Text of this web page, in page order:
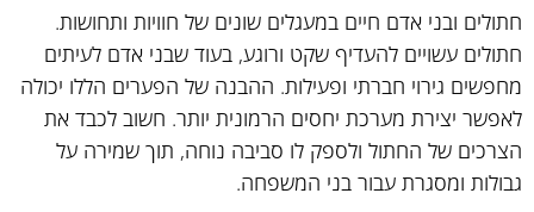
חתולים ובני אדם חיים במעגלים שונים של חוויות ותחושות.
חתולים עשויים להעדיף שקט ורוגע, בעוד שבני אדם לעיתים
מחפשים גירוי חברתי ופעילות. ההבנה של הפערים הללו יכולה
לאפשר יצירת מערכת יחסים הרמונית יותר. חשוב לכבד את
הצרכים של החתול ולספק לו סביבה נוחה, תוך שמירה על
גבולות ומסגרת עבור בני המשפחה.